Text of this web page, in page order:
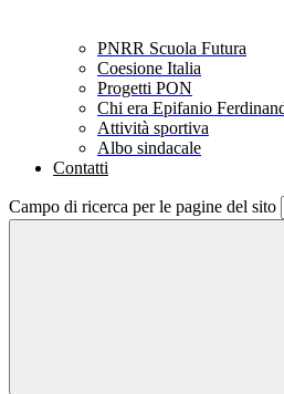
PNRR Scuola Futura
Coesione Italia
Progetti PON
Chi era Epifanio
Attività sportiva
Albo sindacale
Contatti
Campo di ricerca per le pagine del sito